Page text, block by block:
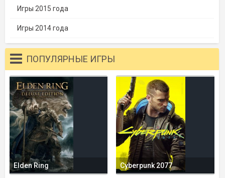
Игры 2015 года
Игры 2014 года
ПОПУЛЯРНЫЕ ИГРЫ
Elden Ring Cyberpunk 2077